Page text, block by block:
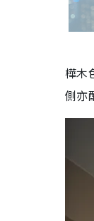
樺木
側亦